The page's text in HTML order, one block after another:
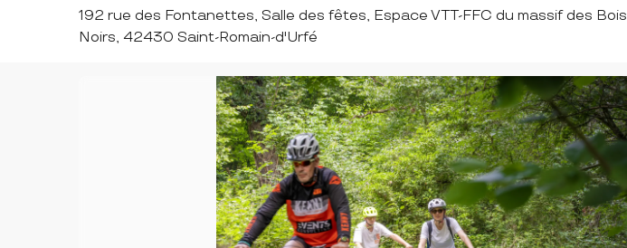
192 rue des Fontanettes, Salle des fêtes, Espace VTT-FFC du massif des Bois
Noirs, 42430 Saint-Romain-d'Urfé